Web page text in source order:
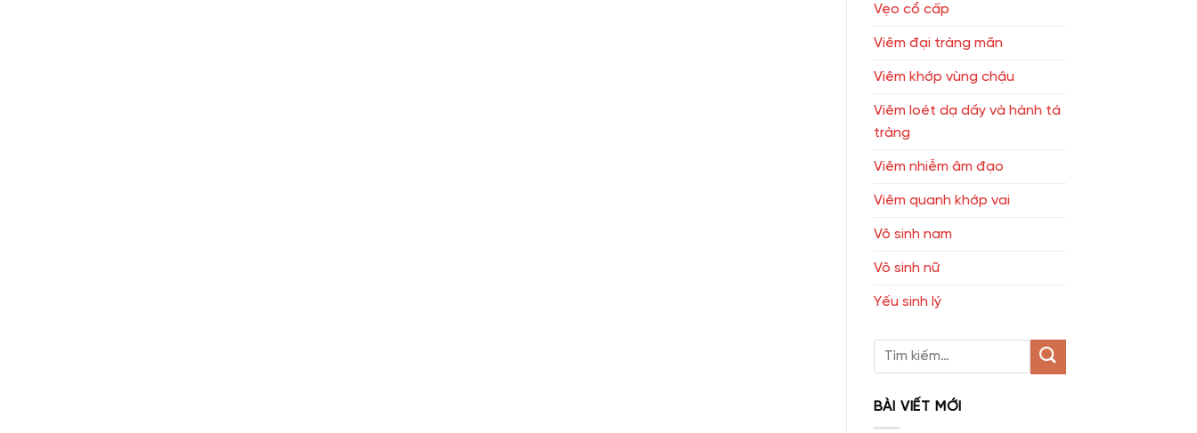
Vẹo cổ cấp
Viêm đại tràng mãn
Viêm khớp vùng chậu
Viêm loét dạ dầy và hành tá
tràng
Viêm nhiễm âm đạo
Viêm quanh khớp vai
Vô sinh nam
Vô sinh nữ
Yếu sinh lý
BÀI VIẾT MỚI